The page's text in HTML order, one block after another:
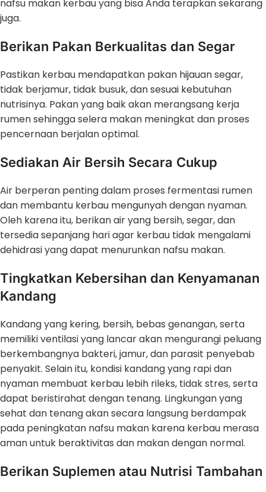
nafsu makan kerbau yang bisa Anda terapkan sekarang
juga.
Berikan Pakan Berkualitas dan Segar
Pastikan kerbau mendapatkan pakan hijauan segar,
tidak berjamur, tidak busuk, dan sesuai kebutuhan
nutrisinya. Pakan yang baik akan merangsang kerja
rumen sehingga selera makan meningkat dan proses
pencernaan berjalan optimal.
Sediakan Air Bersih Secara Cukup
Air berperan penting dalam proses fermentasi rumen
dan membantu kerbau mengunyah dengan nyaman.
Oleh karena itu, berikan air yang bersih, segar, dan
tersedia sepanjang hari agar kerbau tidak mengalami
dehidrasi yang dapat menurunkan nafsu makan.
Tingkatkan Kebersihan dan Kenyamanan
Kandang
Kandang yang kering, bersih, bebas genangan, serta
memiliki ventilasi yang lancar akan mengurangi peluang
berkembangnya bakteri, jamur, dan parasit penyebab
penyakit. Selain itu, kondisi kandang yang rapi dan
nyaman membuat kerbau lebih rileks, tidak stres, serta
dapat beristirahat dengan tenang. Lingkungan yang
sehat dan tenang akan secara langsung berdampak
pada peningkatan nafsu makan karena kerbau merasa
aman untuk beraktivitas dan makan dengan normal.
Berikan Suplemen atau Nutrisi Tambahan